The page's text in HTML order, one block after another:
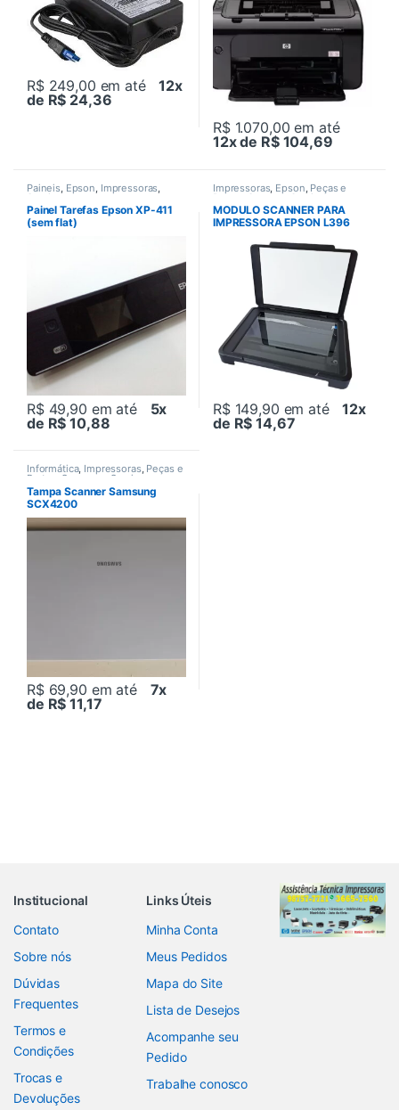
R$ 249,00 em até12x
de R$ 24,36
R$ 1.070,00 em até
12x de R$ 104,69
Paineis, Epson, Impressoras,
Seminovos
Painel Tarefas Epson XP-411
(sem flat)
R$ 49,90 em até 5x
de R$ 10,88
Impressoras, Epson, Peças e
Partes Scaners Seminovos
MODULO SCANNER PARA
IMPRESSORA EPSON L396
R$ 149,90 em até12x
de R$ 14,67
Informática, Impressoras, Peças e
Partes Samsung Seminovos
Tampa Scanner Samsung
SCX4200
R$ 69,90 em até 7x
de R$ 11,17
Institucional
Contato
Sobre nós
Dúvidas
Frequentes
Termos e
Condições
Trocas e
Devoluções
Links Úteis
Minha Conta
Meus Pedidos
Mapa do Site
Lista de Desejos
Acompanhe seu
Pedido
Trabalhe conosco